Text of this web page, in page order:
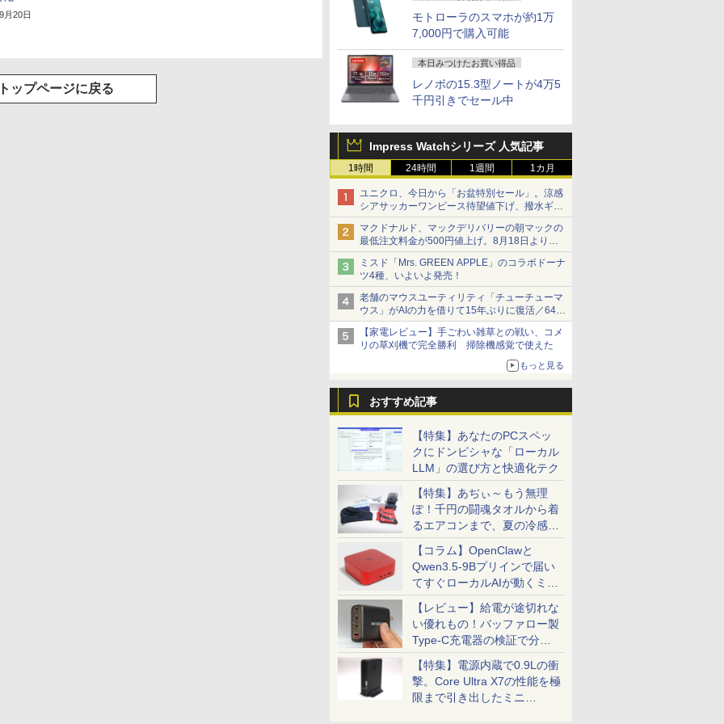
モトローラのスマホが約1万
7,000円で購入可能
本日みつけたお買い得品
レノボの15.3型ノートが4万5
千円引きでセール中
Impress Watchシリーズ 人気記事
1時間 24時間 1週間 1カ月
ユニクロ、今日から「お盆特別セール」。涼感
シアサッカーワンピース待望値下げ、撥水ギア
ショーツは1990円に
マクドナルド、マックデリバリーの朝マックの
最低注文料金が500円値上げ。8月18日より
1,500円から受付
ミスド「Mrs. GREEN APPLE」のコラボドーナ
ツ4種、いよいよ発売！
老舗のマウスユーティリティ「チューチューマ
ウス」がAIの力を借りて15年ぶりに復活／64bit
化、Windows 10/11、「Chrome」も走り回
る。復活記念で2026年末まで500円
【家電レビュー】手ごわい雑草との戦い、コメ
リの草刈機で完全勝利 掃除機感覚で使えた
もっと見る
おすすめ記事
【特集】あなたのPCスペッ
クにドンピシャな「ローカル
LLM」の選び方と快適化テク
【特集】あぢぃ～もう無理
ぽ！千円の闘魂タオルから着
るエアコンまで、夏の冷感グ
ッズ一挙紹介
【コラム】OpenClawと
Qwen3.5-9Bプリインで届い
てすぐローカルAIが動くミニ
PC「SER9 Pro」
【レビュー】給電が途切れな
い優れもの！バッファロー製
Type-C充電器の検証で分か
ったこと
【特集】電源内蔵で0.9Lの衝
撃。Core Ultra X7の性能を極
限まで引き出したミニ
月20日
ップページに戻る